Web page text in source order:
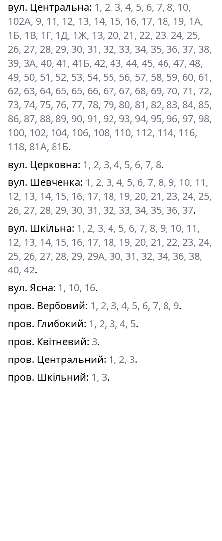
вул. Центральна: 1, 2, 3, 4, 5, 6, 7, 8, 10,
102А, 9, 11, 12, 13, 14, 15, 16, 17, 18, 19, 1А,
1Б, 1В, 1Г, 1Д, 1Ж, 1З, 20, 21, 22, 23, 24, 25,
26, 27, 28, 29, 30, 31, 32, 33, 34, 35, 36, 37, 38,
39, 3А, 40, 41, 41Б, 42, 43, 44, 45, 46, 47, 48,
49, 50, 51, 52, 53, 54, 55, 56, 57, 58, 59, 60, 61,
62, 63, 64, 65, 65, 66, 67, 67, 68, 69, 70, 71, 72,
73, 74, 75, 76, 77, 78, 79, 80, 81, 82, 83, 84, 85,
86, 87, 88, 89, 90, 91, 92, 93, 94, 95, 96, 97, 98,
100, 102, 104, 106, 108, 110, 112, 114, 116,
118, 81А, 81Б.
вул. Церковна: 1, 2, 3, 4, 5, 6, 7, 8.
вул. Шевченка: 1, 2, 3, 4, 5, 6, 7, 8, 9, 10, 11,
12, 13, 14, 15, 16, 17, 18, 19, 20, 21, 23, 24, 25,
26, 27, 28, 29, 30, 31, 32, 33, 34, 35, 36, 37.
вул. Шкільна: 1, 2, 3, 4, 5, 6, 7, 8, 9, 10, 11,
12, 13, 14, 15, 16, 17, 18, 19, 20, 21, 22, 23, 24,
25, 26, 27, 28, 29, 29А, 30, 31, 32, 34, 36, 38,
40, 42.
вул. Ясна: 1, 10, 16.
пров. Вербовий: 1, 2, 3, 4, 5, 6, 7, 8, 9.
пров. Глибокий: 1, 2, 3, 4, 5.
пров. Квітневий: 3.
пров. Центральний: 1, 2, 3.
пров. Шкільний: 1, 3.